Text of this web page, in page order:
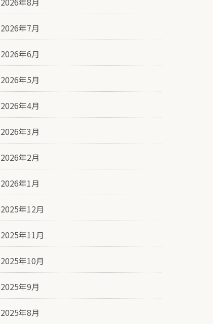
2026年7月
2026年6月
2026年5月
2026年4月
2026年3月
2026年2月
2026年1月
2025年12月
2025年11月
2025年10月
2025年9月
2025年8月